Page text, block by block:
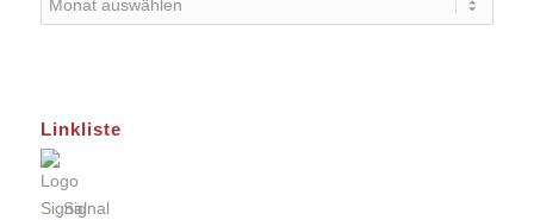
Linkliste
Signal